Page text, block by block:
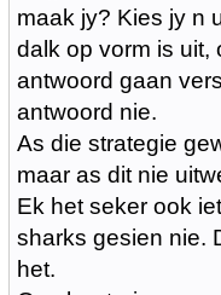
maak jy? Kies jy n
dalk op vorm is uit,
antwoord gaan
antwoord nie.
As die strategie
maar as dit nie
Ek het seker ook
sharks gesien nie.
het.